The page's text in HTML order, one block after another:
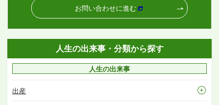
お問い合わせに進む
人生の出来事・分類から探す
人生の出来事
出産